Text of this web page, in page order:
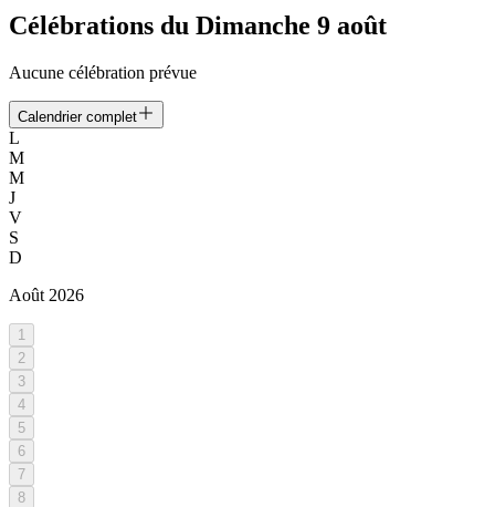
Célébrations du Dimanche 9 août
Aucune célébration prévue
Calendrier complet
L
M
M
J
V
S
D
Août 2026
1
2
3
4
5
6
7
8